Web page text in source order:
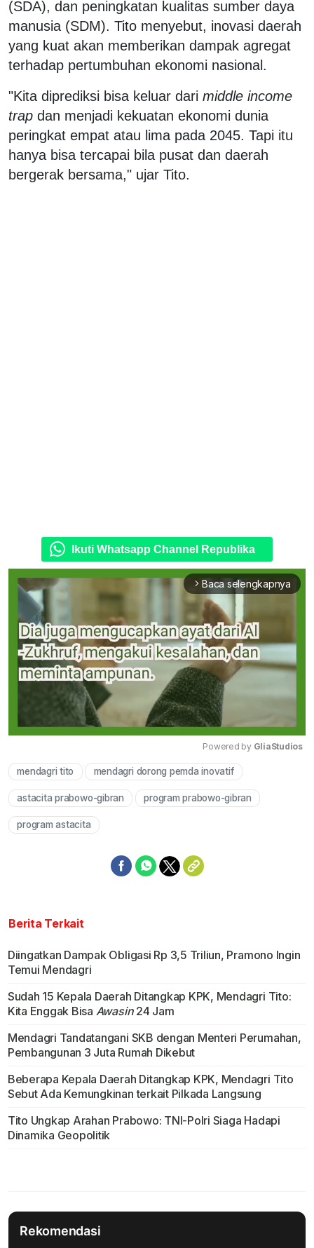
(SDA), dan peningkatan kualitas sumber daya
manusia (SDM). Tito menyebut, inovasi daerah
yang kuat akan memberikan dampak agregat
terhadap pertumbuhan ekonomi nasional.
"Kita diprediksi bisa keluar dari middle income
trap dan menjadi kekuatan ekonomi dunia
peringkat empat atau lima pada 2045. Tapi itu
hanya bisa tercapai bila pusat dan daerah
bergerak bersama," ujar Tito.
Ikuti Whatsapp Channel Republika
arrow_forward_ios Baca selengkapnya
Powered by GliaStudios
mendagri tito mendagri dorong pemda inovatif
astacita prabowo-gibran program prabowo-gibran
program astacita
Berita Terkait
Diingatkan Dampak Obligasi Rp 3,5 Triliun, Pramono Ingin
Temui Mendagri
Sudah 15 Kepala Daerah Ditangkap KPK, Mendagri Tito:
Kita Enggak Bisa Awasin24 Jam
Mendagri Tandatangani SKB dengan Menteri Perumahan,
Pembangunan 3 Juta Rumah Dikebut
Beberapa Kepala Daerah Ditangkap KPK, Mendagri Tito
Sebut Ada Kemungkinan terkait Pilkada Langsung
Tito Ungkap Arahan Prabowo: TNI-Polri Siaga Hadapi
Dinamika Geopolitik
Rekomendasi